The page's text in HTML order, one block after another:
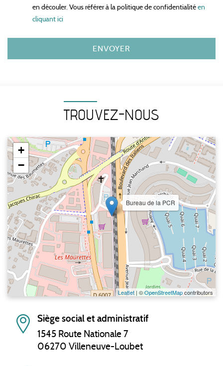
en découler. Vous référer à la politique de confidentialitéen
cliquant ici
TROUVEZ-NOUS
Bureau de la PCR
+
−
Leaflet | ©OpenStreetMapcontributors
Siège social et administratif
1545 Route Nationale 7
06270 Villeneuve-Loubet